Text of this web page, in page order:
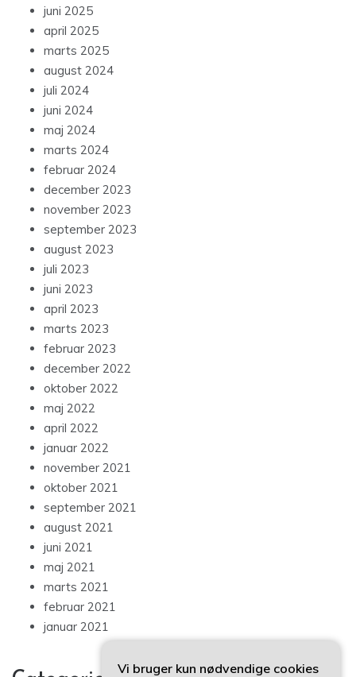
juni 2025
april 2025
marts 2025
august 2024
juli 2024
juni 2024
maj 2024
marts 2024
februar 2024
december 2023
november 2023
september 2023
august 2023
juli 2023
juni 2023
april 2023
marts 2023
februar 2023
december 2022
oktober 2022
maj 2022
april 2022
januar 2022
november 2021
oktober 2021
september 2021
august 2021
juni 2021
maj 2021
marts 2021
februar 2021
januar 2021
Vi bruger kun nødvendige cookies